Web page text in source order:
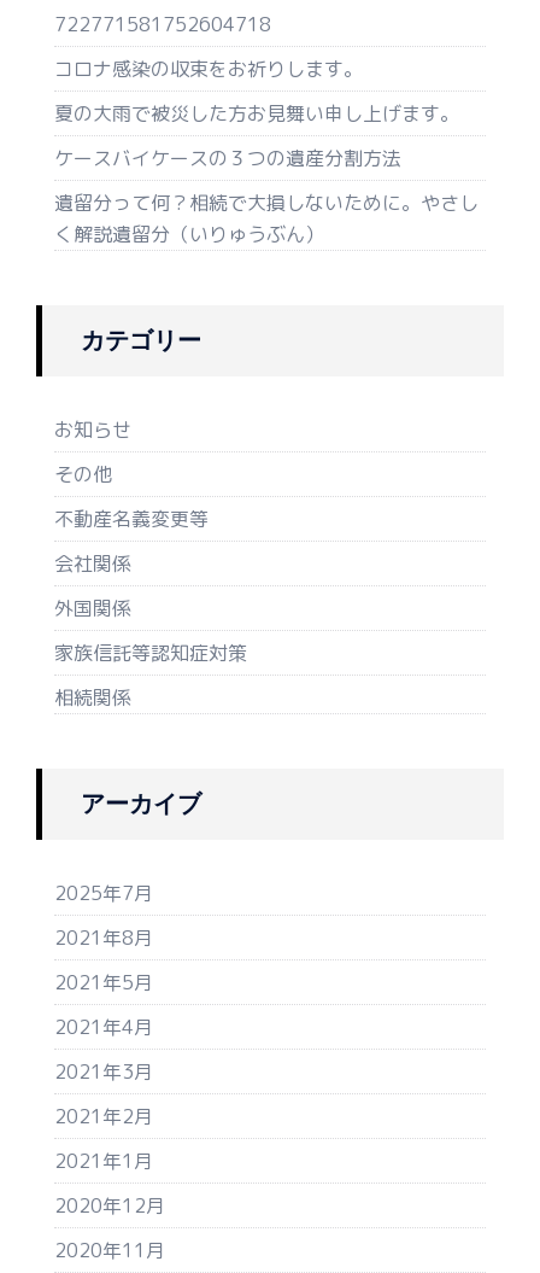
722771581752604718
コロナ感染の収束をお祈りします。
夏の大雨で被災した方お見舞い申し上げます。
ケースバイケースの３つの遺産分割方法
遺留分って何？相続で大損しないために。やさし
く解説遺留分（いりゅうぶん）
カテゴリー
お知らせ
その他
不動産名義変更等
会社関係
外国関係
家族信託等認知症対策
相続関係
アーカイブ
2025年7月
2021年8月
2021年5月
2021年4月
2021年3月
2021年2月
2021年1月
2020年12月
2020年11月